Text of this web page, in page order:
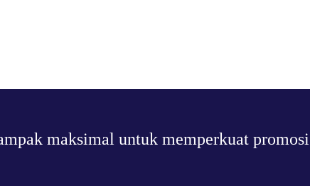
maksimal untuk memperkuat